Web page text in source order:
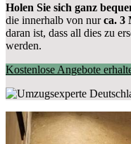
Holen Sie sich ganz
die innerhalb von nurca. 3
daran ist, dass all dies zu
werden.
Kostenlose Angebote